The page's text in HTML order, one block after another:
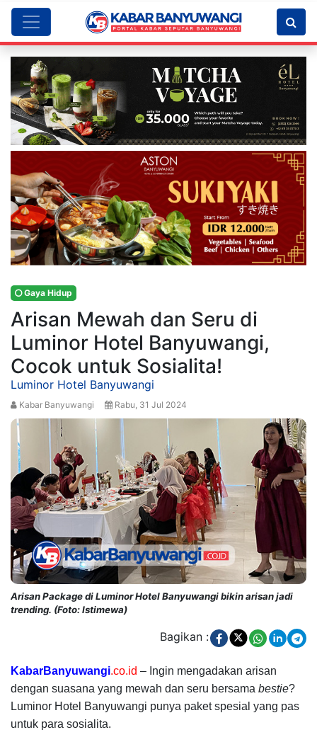
Gaya Hidup
Arisan Mewah dan Seru di
Luminor Hotel Banyuwangi,
Cocok untuk Sosialita!
Luminor Hotel Banyuwangi
Kabar Banyuwangi Rabu, 31 Jul 2024
Arisan Package di Luminor Hotel Banyuwangi bikin arisan jadi
trending. (Foto: Istimewa)
Bagikan :
KabarBanyuwangi.co.id – Ingin mengadakan arisan
dengan suasana yang mewah dan seru bersama bestie?
Luminor Hotel Banyuwangi punya paket spesial yang pas
untuk para sosialita.